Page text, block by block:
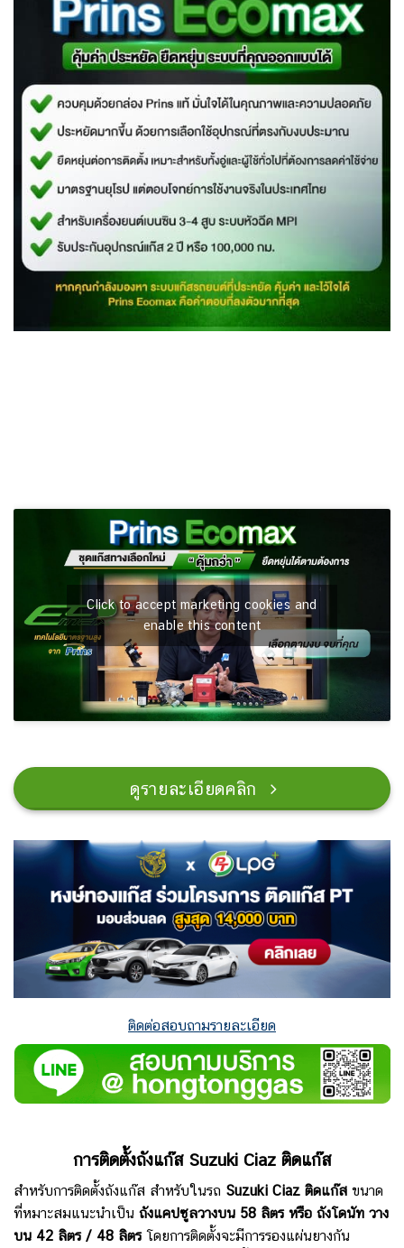
Click to accept marketing cookies and
enable this content
ดูรายละเอียดคลิก
ติดต่อสอบถามรายละเอียด
การติดตั้งถังแก๊ส Suzuki Ciazติดแก๊ส
สำหรับการติดตั้งถังแก๊ส สำหรับในรถ Suzuki Ciaz ติดแก๊ส ขนาด
ที่หมาะสมแนะนำเป็น ถังแคปซูลวางบน 58 ลิตร หรือ ถังโดนัท วาง
บน 42 ลิตร / 48 ลิตร โดยการติดตั้งจะมีการรองแผ่นยางกัน